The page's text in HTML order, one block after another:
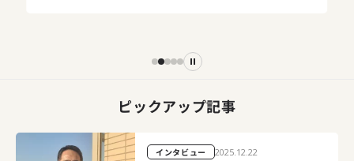
ピックアップ記事
インタビュー 2025.12.22